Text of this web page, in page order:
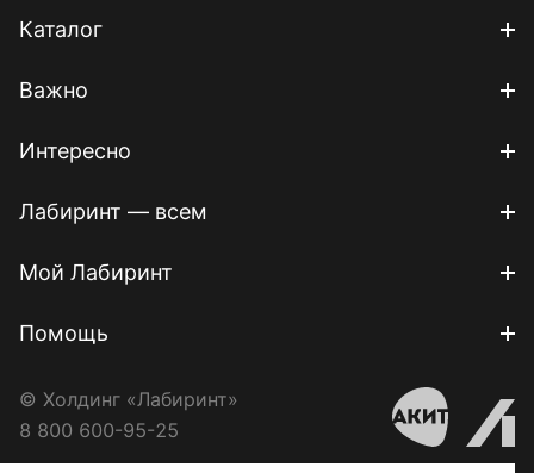
Каталог
Важно
Интересно
Лабиринт — всем
Мой Лабиринт
Помощь
© Холдинг «Лабиринт»
8 800 600-95-25